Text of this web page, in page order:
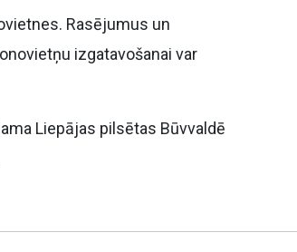
Rasējumus un
izgatavošanai var
Liepājas pilsētas Būvvaldē